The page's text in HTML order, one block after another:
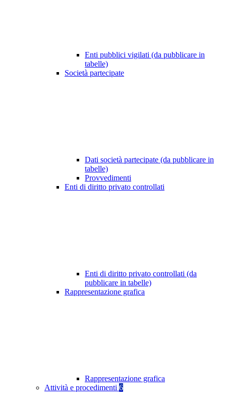
Enti pubblici vigilati (da pubblicare in
tabelle)
Società partecipate
Dati società partecipate (da pubblicare in
tabelle)
Provvedimenti
Enti di diritto privato controllati
Enti di diritto privato controllati (da
pubblicare in tabelle)
Rappresentazione grafica
Rappresentazione grafica
Attività e procedimenti 6